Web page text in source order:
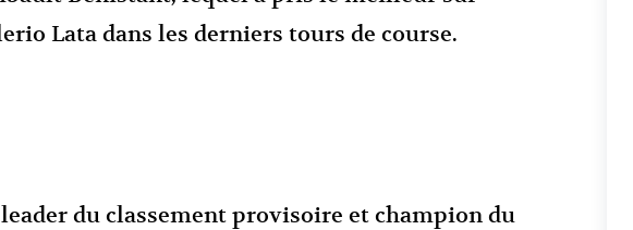
Lata dans les derniers tours de course.
du classement provisoire et champion du